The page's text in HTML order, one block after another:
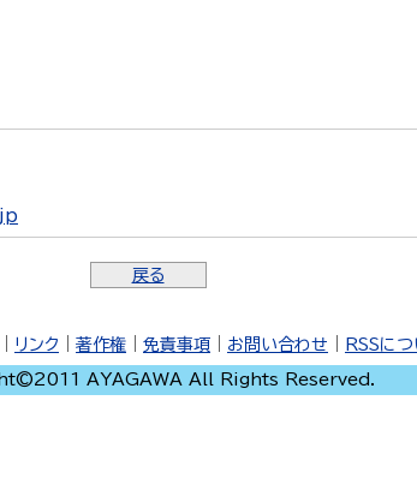
戻る
リンク 著作権 免責事項 お問い合わせ RSSにつ
AYAGAWA All Rights Reserved.